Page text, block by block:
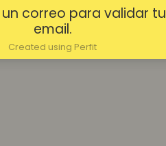
un correo para validar tu
email.
Created using Perfit